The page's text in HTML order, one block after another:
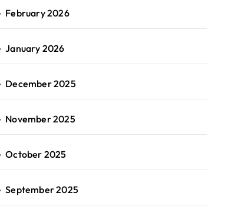
February 2026
January 2026
December 2025
November 2025
October 2025
September 2025